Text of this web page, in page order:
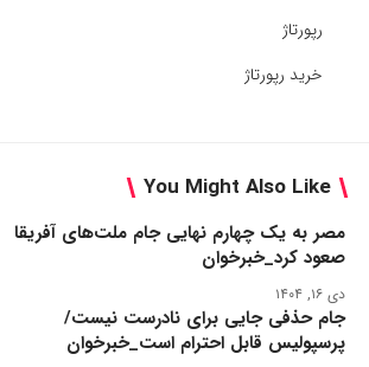
رپورتاژ
خرید رپورتاژ
You Might Also Like
مصر به یک چهارم نهایی جام ملت‌های آفریقا
صعود کرد_خبرخوان
دی ۱۶, ۱۴۰۴
جام حذفی جایی برای نادرست نیست/
پرسپولیس قابل احترام است_خبرخوان